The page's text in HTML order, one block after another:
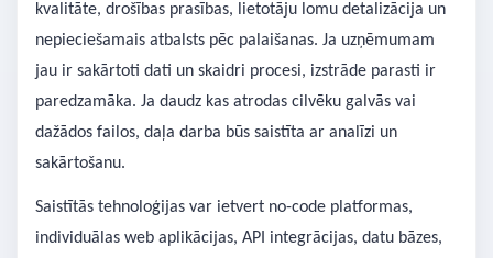
kvalitāte, drošības prasības, lietotāju lomu detalizācija un
nepieciešamais atbalsts pēc palaišanas. Ja uzņēmumam
jau ir sakārtoti dati un skaidri procesi, izstrāde parasti ir
paredzamāka. Ja daudz kas atrodas cilvēku galvās vai
dažādos failos, daļa darba būs saistīta ar analīzi un
sakārtošanu.
Saistītās tehnoloģijas var ietvert no-code platformas,
individuālas web aplikācijas, API integrācijas, datu bāzes,